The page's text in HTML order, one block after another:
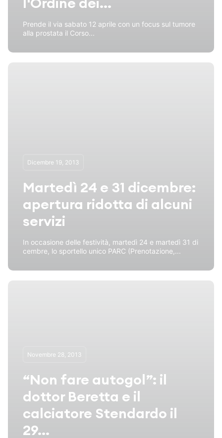
l'Ordine dei...
Prende il via sabato 12 aprile con un focus sul tumore
alla prostata il Corso...
Dicembre 19, 2013
Martedì 24 e 31 dicembre:
apertura ridotta di alcuni
servizi
In occasione delle festività, martedì 24 e martedì 31 di
cembre, lo sportello unico PARC (Prenotazione,...
Novembre 28, 2013
“Non fare autogol”: il
dottor Beretta e il
calciatore Stendardo il
29...